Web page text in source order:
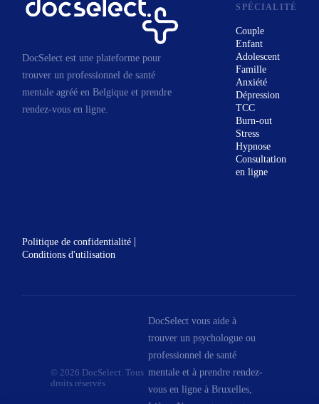
DocSelect est une plateforme pour
trouver un professionnel de santé
mentale agréé en Belgique et prendre
rendez-vous en ligne.
SPÉCIALITÉ
Couple
Enfant
Adolescent
Famille
Anxiété
Dépression
TCC
Burn-out
Stress
Hypnose
Consultation
en ligne
Politique de confidentialité |
Conditions d'utilisation
© 2026 DocSelect. Tous
droits réservés
DocSelect vous aide à
trouver un psychologue ou
professionnel de santé
mentale et à prendre rendez-
vous en ligne à Bruxelles,